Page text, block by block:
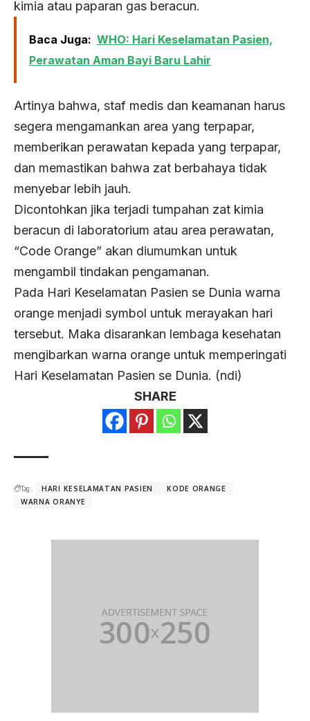
kimia atau paparan gas beracun.
Baca Juga: WHO: Hari Keselamatan Pasien,
Perawatan Aman Bayi Baru Lahir
Artinya bahwa, staf medis dan keamanan harus
segera mengamankan area yang terpapar,
memberikan perawatan kepada yang terpapar,
dan memastikan bahwa zat berbahaya tidak
menyebar lebih jauh.
Dicontohkan jika terjadi tumpahan zat kimia
beracun di laboratorium atau area perawatan,
“Code Orange” akan diumumkan untuk
mengambil tindakan pengamanan.
Pada Hari Keselamatan Pasien se Dunia warna
orange menjadi symbol untuk merayakan hari
tersebut. Maka disarankan lembaga kesehatan
mengibarkan warna orange untuk memperingati
Hari Keselamatan Pasien se Dunia. (ndi)
SHARE
Tag : HARI KESELAMATAN PASIEN
KODE ORANGE
WARNA ORANYE